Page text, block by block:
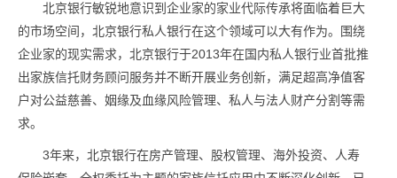
北京银行敏锐地意识到企业家的家业代际传承将面临着巨大
的市场空间，北京银行私人银行在这个领域可以大有作为。围绕
企业家的现实需求，北京银行于2013年在国内私人银行业首批推
出家族信托财务顾问服务并不断开展业务创新，满足超高净值客
户对公益慈善、姻缘及血缘风险管理、私人与法人财产分割等需
求。
3年来，北京银行在房产管理、股权管理、海外投资、人寿